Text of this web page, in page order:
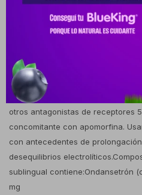
médico especialista.Modo de
comprimido debajo de la lengua
completo antes de tragar. No
administración debido a su
facilitando la toma en pacientes
deglutir.Precauciones y
Contraindicado en caso de
otros antagonistas de receptores
concomitante con apomorfina.
con antecedentes de
desequilibrios
sublingual contiene:Ondansetrón
mg